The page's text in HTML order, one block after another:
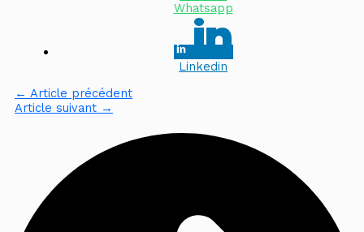
Whatsapp
Linkedin
← Article précédent
Article suivant →